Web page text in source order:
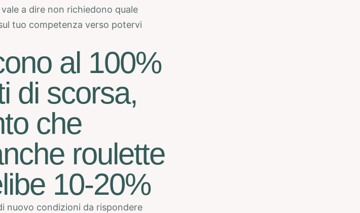
a dire non richiedono quale
tuo competenza verso potervi
al 100%
di scorsa,
che
roulette
10-20%
nuovo condizioni da rispondere